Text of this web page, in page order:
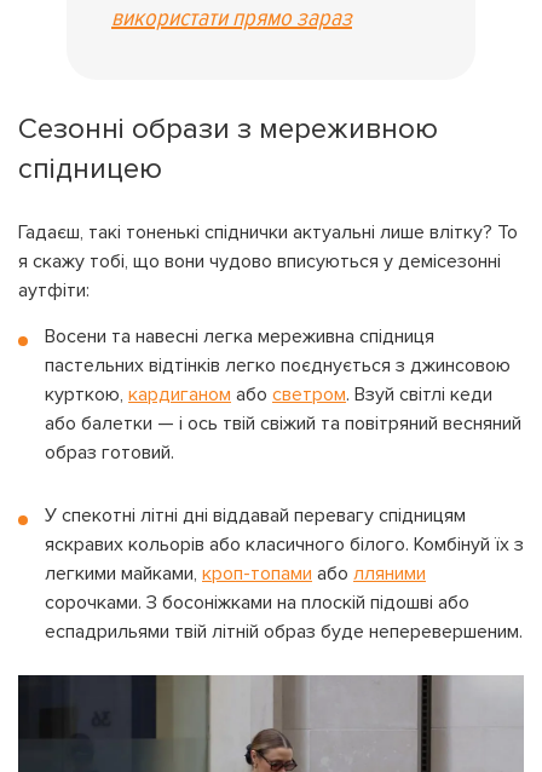
використати прямо зараз
Сезонні образи з мереживною
спідницею
Гадаєш, такі тоненькі спіднички актуальні лише влітку? То
я скажу тобі, що вони чудово вписуються у демісезонні
аутфіти:
Восени та навесні легка мереживна спідниця
пастельних відтінків легко поєднується з джинсовою
курткою, кардиганом або светром. Взуй світлі кеди
або балетки — і ось твій свіжий та повітряний весняний
образ готовий.
У спекотні літні дні віддавай перевагу спідницям
яскравих кольорів або класичного білого. Комбінуй їх з
легкими майками, кроп-топами або лляними
сорочками. З босоніжками на плоскій підошві або
еспадрильями твій літній образ буде неперевершеним.